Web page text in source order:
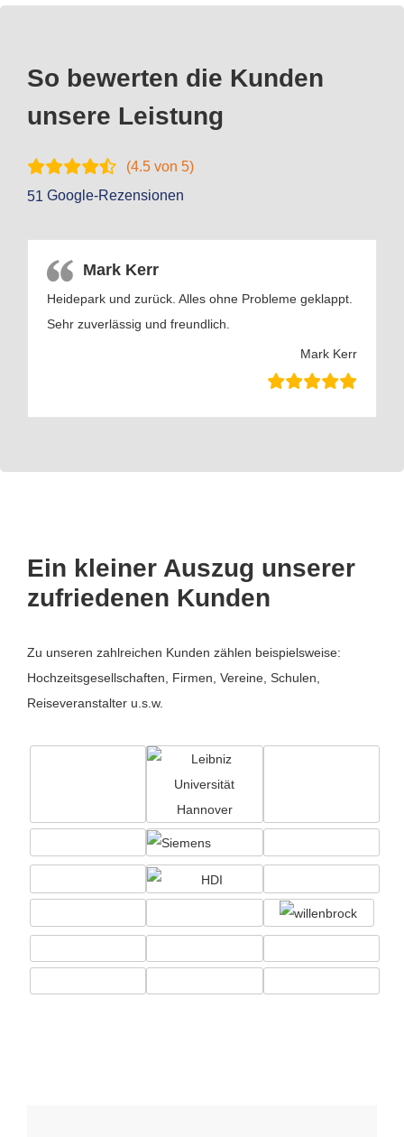
So bewerten die Kunden
unsere Leistung
(4.5 von 5)
51 Google-Rezensionen
Mark Kerr
Heidepark und zurück. Alles ohne Probleme geklappt.
Sehr zuverlässig und freundlich.
Mark Kerr
Ein kleiner Auszug unserer
zufriedenen Kunden
Zu unseren zahlreichen Kunden zählen beispielsweise:
Hochzeitsgesellschaften, Firmen, Vereine, Schulen,
Reiseveranstalter u.s.w.